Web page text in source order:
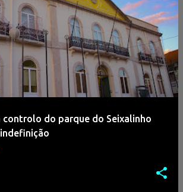
do parque do Seixalinho